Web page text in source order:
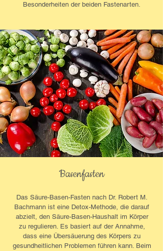
Besonderheiten der beiden Fastenarten.
Basenfasten
Das Säure-Basen-Fasten nach Dr. Robert M.
Bachmann ist eine Detox-Methode, die darauf
abzielt, den Säure-Basen-Haushalt im Körper
zu regulieren. Es basiert auf der Annahme,
dass eine Übersäuerung des Körpers zu
gesundheitlichen Problemen führen kann. Beim